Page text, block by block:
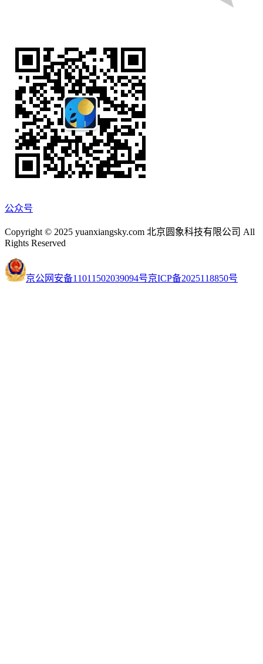
公众号
Copyright © 2025 yuanxiangsky.com 北京圆象科技有限公司 All
Rights Reserved
京公网安备11011502039094号京ICP备2025118850号